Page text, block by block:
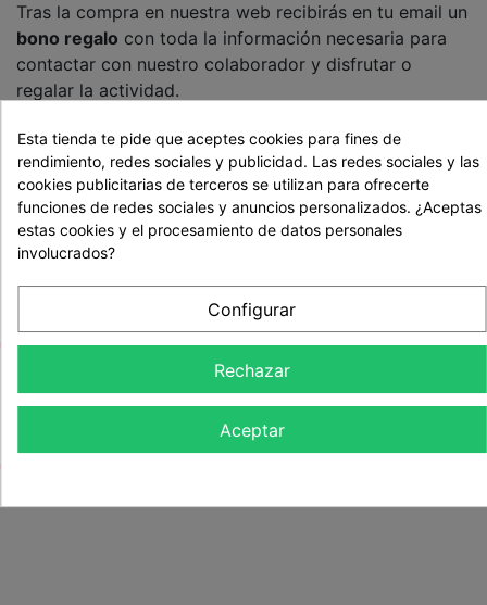
Tras la compra en nuestra web recibirás en tu email un
bono regalo con toda la información necesaria para
contactar con nuestro colaborador y disfrutar o
regalar la actividad.
24,90 €
Cantidad
Comprar
ETIQUETAS:
( Puedes pinchar en la etiqueta para ver más experiencias relacionadas )
Esta tienda te pide que aceptes cookies para fines de
rendimiento, redes sociales y publicidad. Las redes sociales y las
cookies publicitarias de terceros se utilizan para ofrecerte
funciones de redes sociales y anuncios personalizados. ¿Aceptas
estas cookies y el procesamiento de datos personales
involucrados?
Configurar
Rechazar
Aceptar